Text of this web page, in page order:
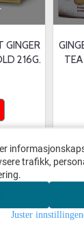
GINGER
216G.
trafikk,
Juster